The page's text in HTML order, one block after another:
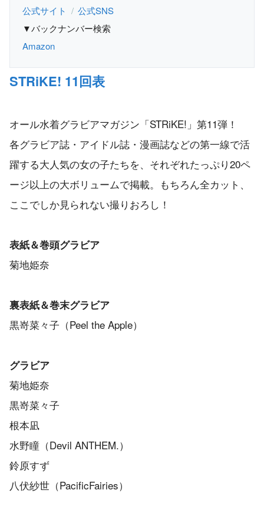
公式サイト
公式SNS
▼バックナンバー検索
Amazon
STRiKE! 11回表
オール水着グラビアマガジン「STRiKE!」第11弾！
各グラビア誌・アイドル誌・漫画誌などの第一線で活
躍する大人気の女の子たちを、それぞれたっぷり20ペ
ージ以上の大ボリュームで掲載。もちろん全カット、
ここでしか見られない撮りおろし！
表紙＆巻頭グラビア
菊地姫奈
裏表紙＆巻末グラビア
黒嵜菜々子（Peel the Apple）
グラビア
菊地姫奈
黒嵜菜々子
根本凪
水野瞳（Devil ANTHEM.）
鈴原すず
八伏紗世（PacificFairies）